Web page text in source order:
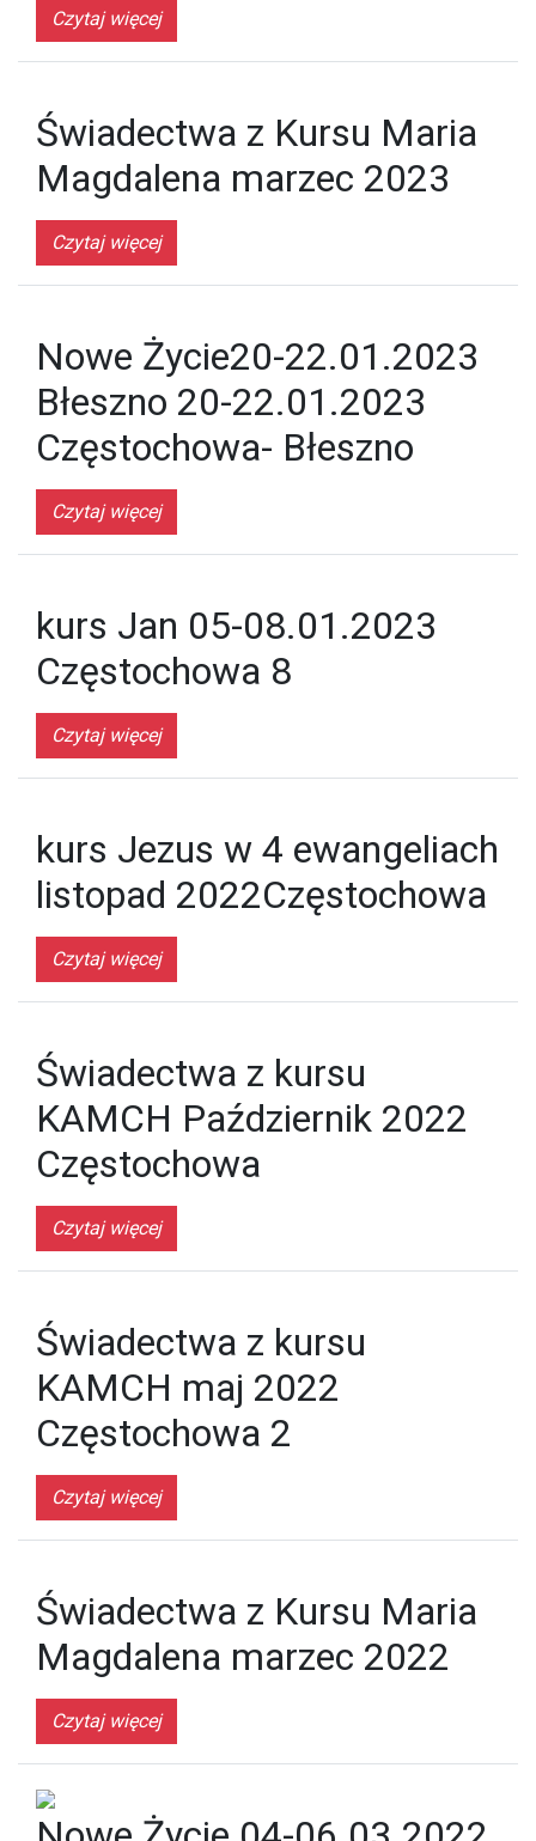
Czytaj więcej
Świadectwa z Kursu Maria
Magdalena marzec 2023
Czytaj więcej
Nowe Życie20-22.01.2023
Błeszno 20-22.01.2023
Częstochowa- Błeszno
Czytaj więcej
kurs Jan 05-08.01.2023
Częstochowa 8
Czytaj więcej
kurs Jezus w 4 ewangeliach
listopad 2022Częstochowa
Czytaj więcej
Świadectwa z kursu
KAMCH Październik 2022
Częstochowa
Czytaj więcej
Świadectwa z kursu
KAMCH maj 2022
Częstochowa 2
Czytaj więcej
Świadectwa z Kursu Maria
Magdalena marzec 2022
Czytaj więcej